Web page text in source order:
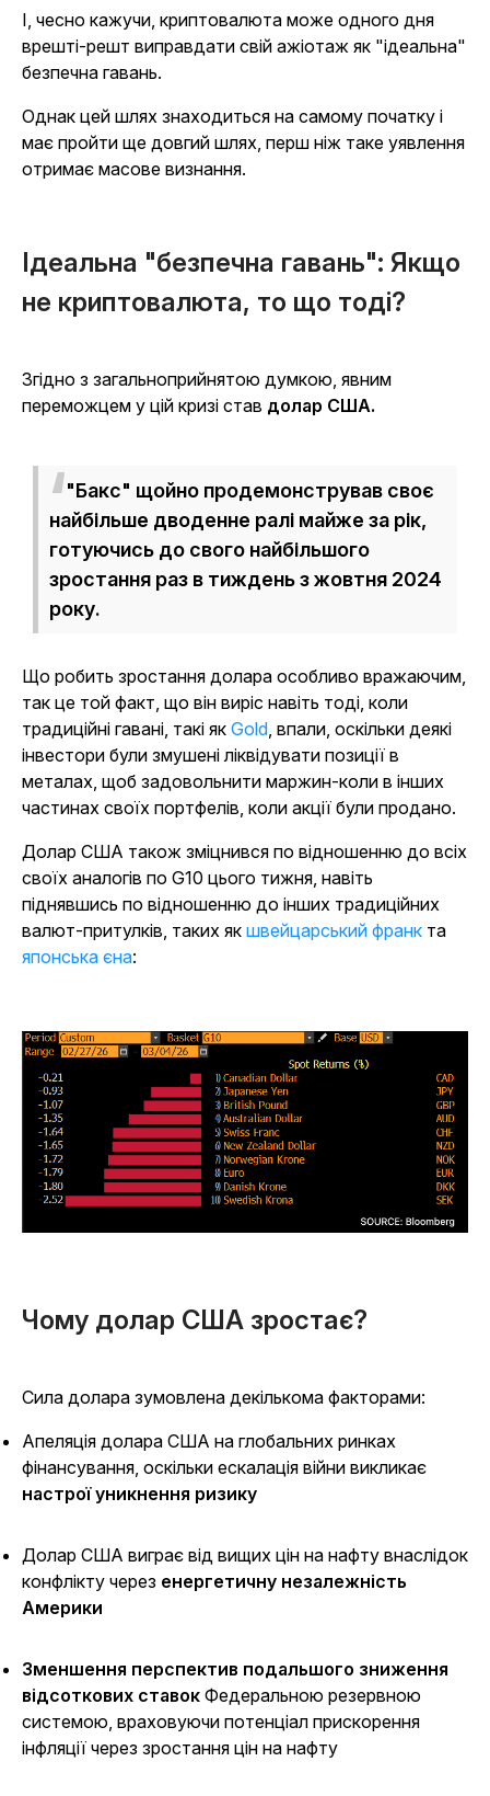
І, чесно кажучи, криптовалюта може одного дня
врешті-решт виправдати свій ажіотаж як "ідеальна"
безпечна гавань.
Однак цей шлях знаходиться на самому початку і
має пройти ще довгий шлях, перш ніж таке уявлення
отримає масове визнання.
Ідеальна "безпечна гавань": Якщо
не криптовалюта, то що тоді?
Згідно з загальноприйнятою думкою, явним
переможцем у цій кризі став долар США.
"Бакс" щойно продемонстрував своє
найбільше дводенне ралі майже за рік,
готуючись до свого найбільшого
зростання раз в тиждень з жовтня 2024
року.
Що робить зростання долара особливо вражаючим,
так це той факт, що він виріс навіть тоді, коли
традиційні гавані, такі як Gold , впали, оскільки деякі
інвестори були змушені ліквідувати позиції в
металах, щоб задовольнити маржин-коли в інших
частинах своїх портфелів, коли акції були продано.
Долар США також зміцнився по відношенню до всіх
своїх аналогів по G10 цього тижня, навіть
піднявшись по відношенню до інших традиційних
валют-притулків, таких як швейцарський франк та
японська єна:
Чому долар США зростає?
Сила долара зумовлена декількома факторами:
Апеляція долара США на глобальних ринках
фінансування, оскільки ескалація війни викликає
настрої уникнення ризику
Долар США виграє від вищих цін на нафту внаслідок
конфлікту через енергетичну незалежність
Америки
Зменшення перспектив подальшого зниження
відсоткових ставок Федеральною резервною
системою, враховуючи потенціал прискорення
інфляції через зростання цін на нафту